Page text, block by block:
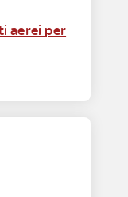
aerei per